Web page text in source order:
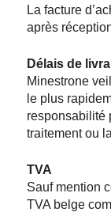
La facture
après
Délais de
Minestrone
le plus
responsabilité
traitement ou
TVA
Sauf mention
TVA belge